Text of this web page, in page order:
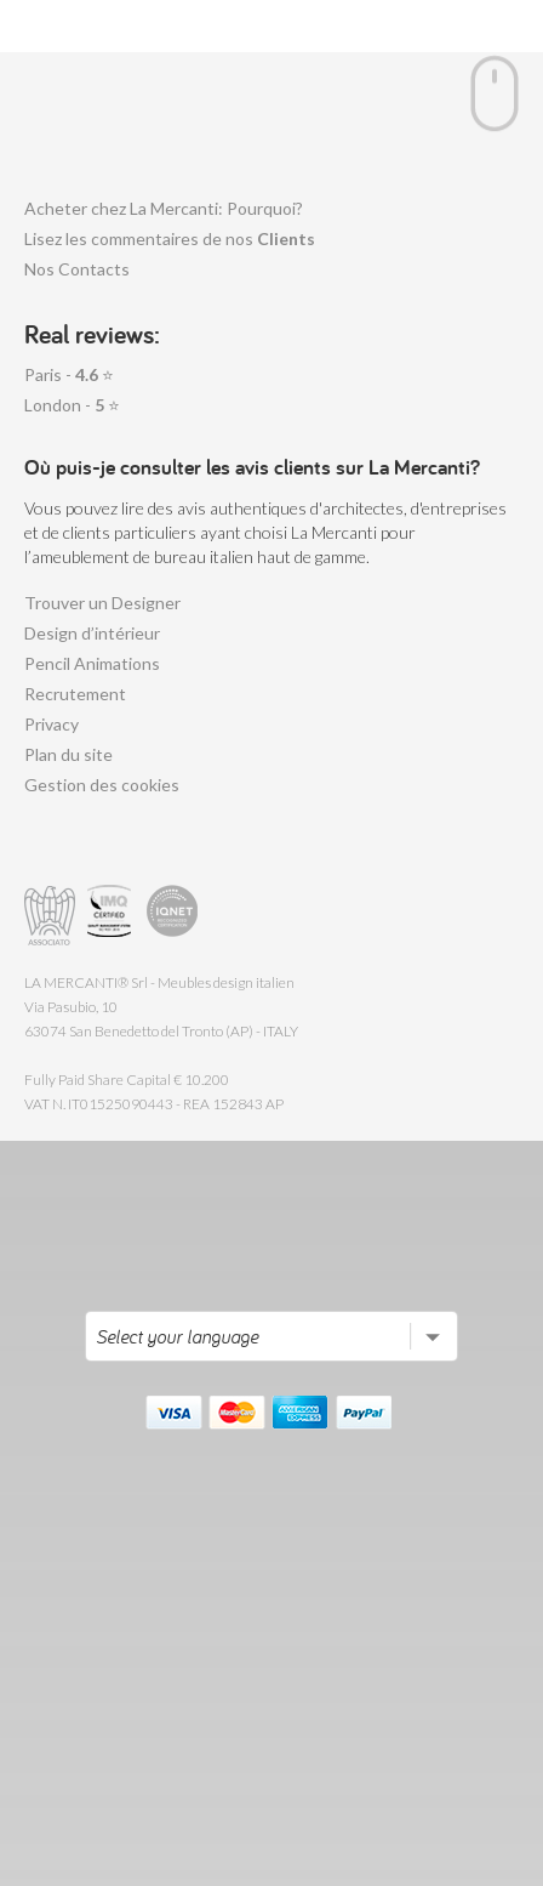
Acheter chez La Mercanti: Pourquoi?
Lisez les commentaires de nos Clients
Nos Contacts
Real reviews:
Paris - 4.6 ⭐
London - 5 ⭐
Où puis-je consulter les avis clients sur La Mercanti?
Vous pouvez lire des avis authentiques d'architectes, d'entreprises
et de clients particuliers ayant choisi La Mercanti pour
l’ameublement de bureau italien haut de gamme.
Trouver un Designer
Design d’intérieur
Pencil Animations
Recrutement
Privacy
Plan du site
Gestion des cookies
LA MERCANTI® Srl - Meubles design italien
Via Pasubio, 10
63074 San Benedetto del Tronto (AP) - ITALY
Fully Paid Share Capital € 10.200
VAT N. IT01525090443 - REA 152843 AP